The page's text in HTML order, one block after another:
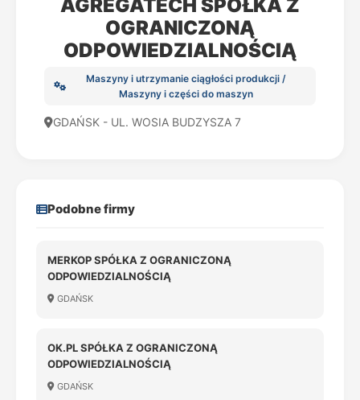
AGREGATECH SPÓŁKA Z
OGRANICZONĄ
ODPOWIEDZIALNOŚCIĄ
Maszyny i utrzymanie ciągłości produkcji /
Maszyny i części do maszyn
GDAŃSK - UL. WOSIA BUDZYSZA 7
Podobne firmy
MERKOP SPÓŁKA Z OGRANICZONĄ
ODPOWIEDZIALNOŚCIĄ
GDAŃSK
OK.PL SPÓŁKA Z OGRANICZONĄ
ODPOWIEDZIALNOŚCIĄ
GDAŃSK